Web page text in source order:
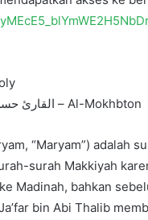
@Hasan El Kholy – القارئ حسن الخولي @المخبتون – Al-Mokhbton
surah Makkiyah
Madinah, bahkan
bin Abi Thalib